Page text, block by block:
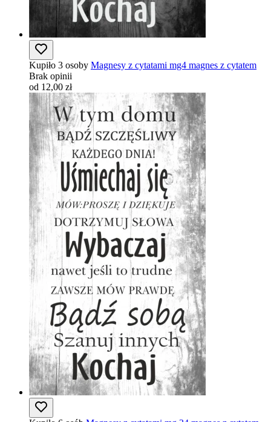
Kupiło 3 osoby Magnesy z cytatami mg4 magnes z cytatem
Brak opinii
od 12,00 zł